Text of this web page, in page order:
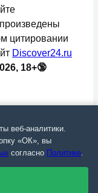
номер: ЭЛ №
цитировании
Discover24.ru
18+🔞
веб-аналитики.
«ОК», вы
согласно Политике.